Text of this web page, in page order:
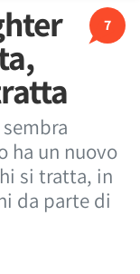
7
ha un nuovo
si tratta, in
da parte di